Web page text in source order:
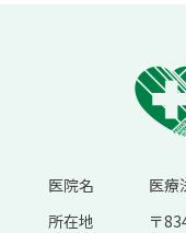
医院名
医療
所在地
〒